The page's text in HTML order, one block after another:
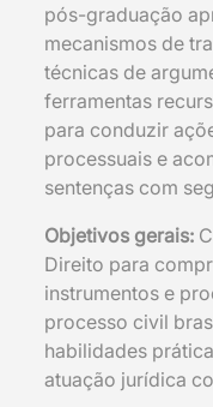
pós-graduação
mecanismos de
técnicas de
ferramentas
para conduzir
processuais e
sentenças com
Objetivos gerais:
Direito para
instrumentos e
processo civil
habilidades
atuação jurídica